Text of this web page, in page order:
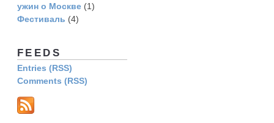
ужин о Москве (1)
Фестиваль (4)
FEEDS
Entries (RSS)
Comments (RSS)